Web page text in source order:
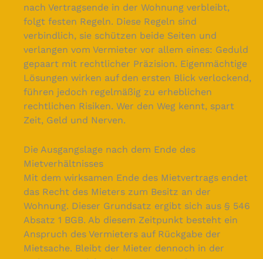
nach Vertragsende in der Wohnung verbleibt,
folgt festen Regeln. Diese Regeln sind
verbindlich, sie schützen beide Seiten und
verlangen vom Vermieter vor allem eines: Geduld
gepaart mit rechtlicher Präzision. Eigenmächtige
Lösungen wirken auf den ersten Blick verlockend,
führen jedoch regelmäßig zu erheblichen
rechtlichen Risiken. Wer den Weg kennt, spart
Zeit, Geld und Nerven.
Die Ausgangslage nach dem Ende des
Mietverhältnisses
Mit dem wirksamen Ende des Mietvertrags endet
das Recht des Mieters zum Besitz an der
Wohnung. Dieser Grundsatz ergibt sich aus § 546
Absatz 1 BGB. Ab diesem Zeitpunkt besteht ein
Anspruch des Vermieters auf Rückgabe der
Mietsache. Bleibt der Mieter dennoch in der